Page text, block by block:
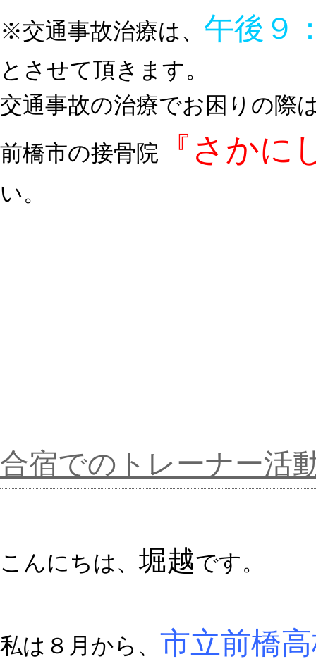
※交通事故治療は、 午後９
とさせて頂きます。
交通事故の治療でお困りの際
前橋市の接骨院
『さかに
い。
合宿でのトレーナー活
こんにちは、 堀越です。
私は８月から、 市立前橋